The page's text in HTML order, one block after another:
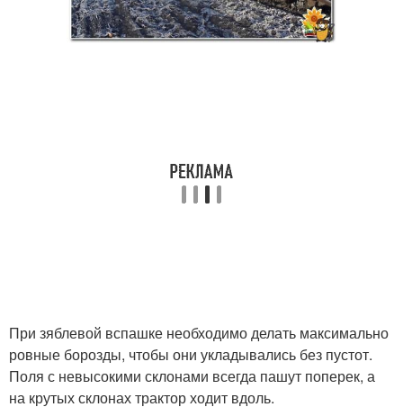
При зяблевой вспашке необходимо делать максимально
ровные борозды, чтобы они укладывались без пустот.
Поля с невысокими склонами всегда пашут поперек, а
на крутых склонах трактор ходит вдоль.